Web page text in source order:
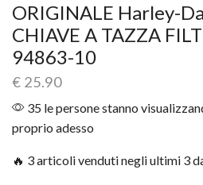
ORIGINALE Harley-
CHIAVE A TAZZA
94863-10
€ 25.90
35 le persone stanno
proprio adesso
🔥 3 articoli venduti negli ultimi 3